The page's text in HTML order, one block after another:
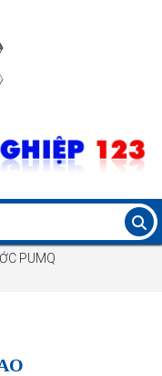
PUMQ